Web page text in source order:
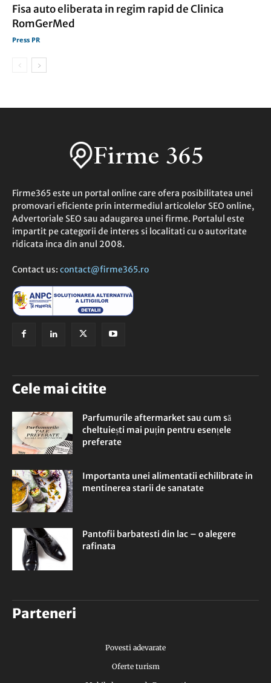
Fisa auto eliberata in regim rapid de Clinica
RomGerMed
Press PR
Firme365 este un portal online care ofera posibilitatea unei
promovari eficiente prin intermediul articolelor SEO online,
Advertoriale SEO sau adaugarea unei firme. Portalul este
impartit pe categorii de interes si localitati cu o autoritate
ridicata inca din anul 2008.
Contact us: contact@firme365.ro
Cele mai citite
Parfumurile aftermarket sau cum să
cheltuiești mai puțin pentru esențele
preferate
Importanta unei alimentatii echilibrate in
mentinerea starii de sanatate
Pantofii barbatesti din lac – o alegere
rafinata
Parteneri
Povesti adevarate
Oferte turism